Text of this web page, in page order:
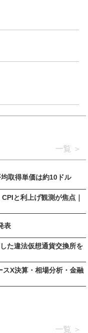
一覧
取得単価は約10ドル
と利上げ観測が焦点｜
表
た違法仮想通貨交換所を
X決算・相場分析・金融
一覧